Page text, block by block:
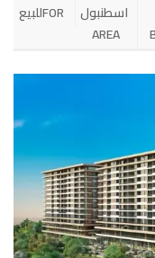
FORللبيع
اسطنبول
AREA